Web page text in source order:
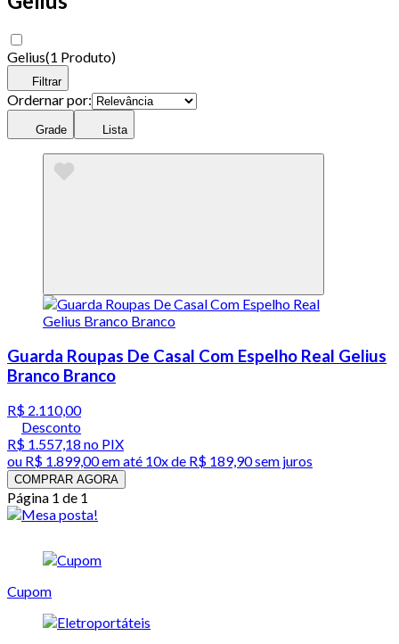
Gelius(1 Produto)
Filtrar
Ordernar por:
Grade Lista
Guarda Roupas De Casal Com Espelho Real Gelius
Branco Branco
R$ 2.110,00
Desconto
R$ 1.557,18 no PIX
ou R$ 1.899,00em até 10x de R$ 189,90 sem juros
COMPRAR AGORA
Página 1 de 1
Cupom